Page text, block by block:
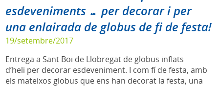
esdeveniments … per decorar i per
una enlairada de globus de fi de festa!
19/setembre/2017
Entrega a Sant Boi de Llobregat de globus inflats
d’heli per decorar esdeveniment. I com fí de festa, amb
els mateixos globus que ens han decorat la festa, una